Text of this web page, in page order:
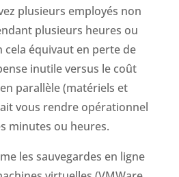
plusieurs employés non
plusieurs heures ou
cela équivaut en perte de
inutile versus le coût
parallèle (matériels et
vous rendre opérationnel
minutes ou heures.
les sauvegardes en ligne